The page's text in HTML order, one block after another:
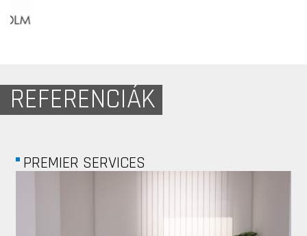
REFERENCIÁK
PREMIER SERVICES